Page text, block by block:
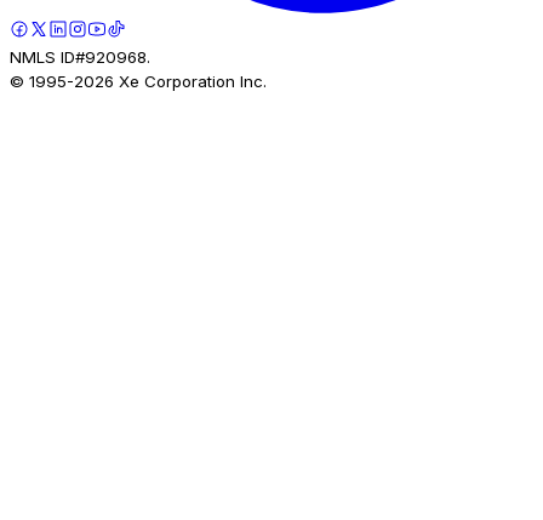
NMLS ID#920968.
© 1995-2026 Xe Corporation Inc.